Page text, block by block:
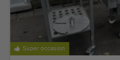
Super occasion